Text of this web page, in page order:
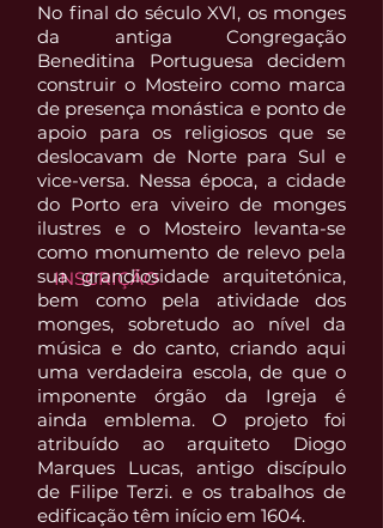
INSCRIÇÃO
No final do século XVI, os monges
da antiga Congregação
Beneditina Portuguesa decidem
construir o Mosteiro como marca
de presença monástica e ponto de
apoio para os religiosos que se
deslocavam de Norte para Sul e
vice-versa. Nessa época, a cidade
do Porto era viveiro de monges
ilustres e o Mosteiro levanta-se
como monumento de relevo pela
sua grandiosidade arquitetónica,
bem como pela atividade dos
monges, sobretudo ao nível da
música e do canto, criando aqui
uma verdadeira escola, de que o
imponente órgão da Igreja é
ainda emblema. O projeto foi
atribuído ao arquiteto Diogo
Marques Lucas, antigo discípulo
de Filipe Terzi. e os trabalhos de
edificação têm início em 1604.